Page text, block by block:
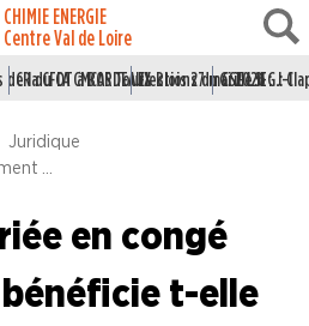
CHIMIE ENERGIE
Centre Val de Loire
la CFDT à BORDEAUX
CR du CA CMCAS Tours Blois 27 mai 2026
Elections du CSE LSI : J-1
Grille IEG :
Juridique
...
en congé
t-elle